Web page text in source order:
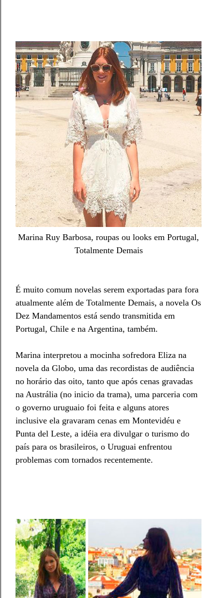
Marina Ruy Barbosa, roupas ou looks em Portugal,
Totalmente Demais
É muito comum novelas serem exportadas para fora
atualmente além de Totalmente Demais, a novela Os
Dez Mandamentos está sendo transmitida em
Portugal, Chile e na Argentina, também.
Marina interpretou a mocinha sofredora Eliza na
novela da Globo, uma das recordistas de audiência
no horário das oito, tanto que após cenas gravadas
na Austrália (no inicio da trama), uma parceria com
o governo uruguaio foi feita e alguns atores
inclusive ela gravaram cenas em Montevidéu e
Punta del Leste, a idéia era divulgar o turismo do
país para os brasileiros, o Uruguai enfrentou
problemas com tornados recentemente.